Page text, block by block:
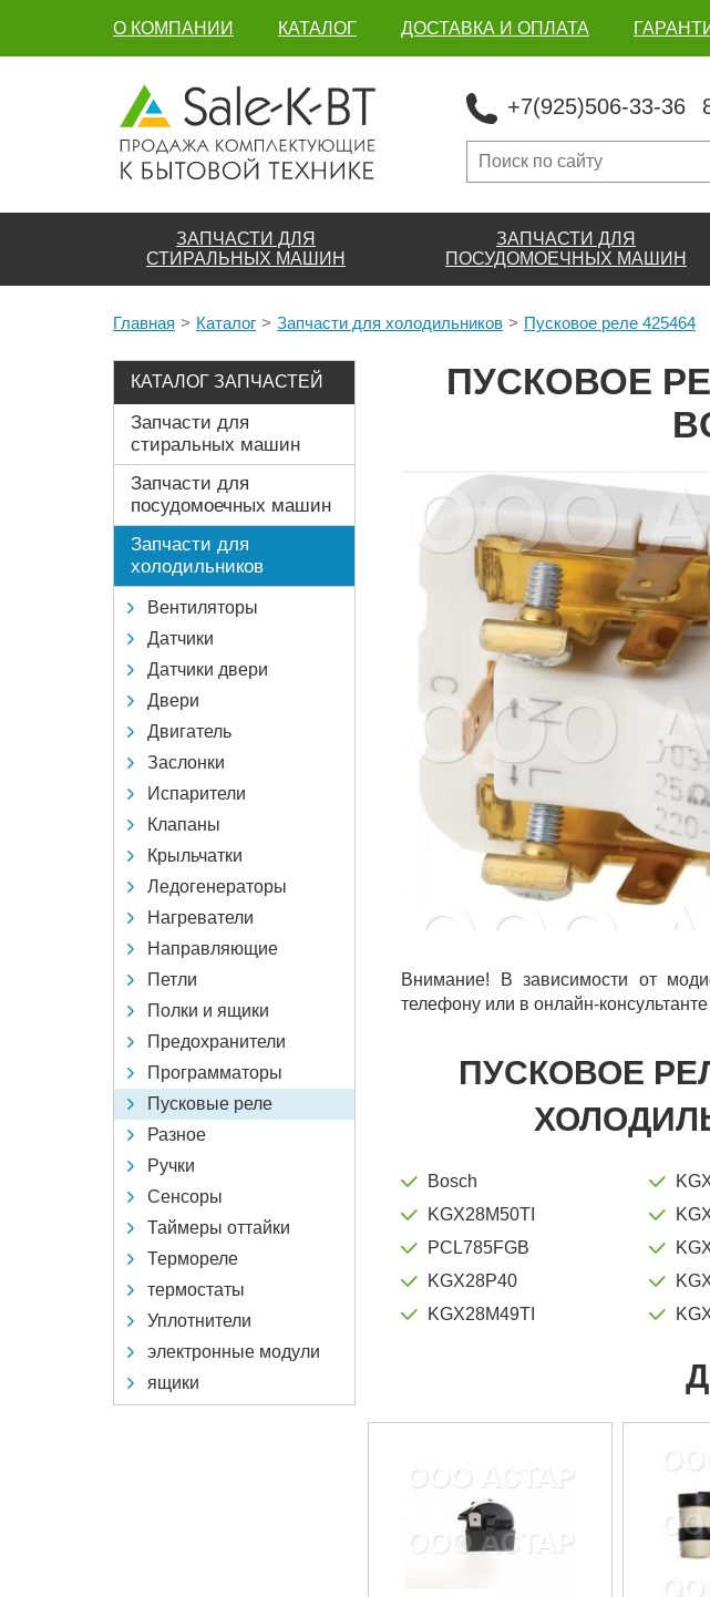
О КОМПАНИИ КАТАЛОГ ДОСТАВКА И ОПЛАТА
+7(925)506-33-36
ЗАПЧАСТИ ДЛЯ
СТИРАЛЬНЫХ МАШИН
ЗАПЧАСТИ ДЛЯ
ПОСУДОМОЕЧНЫХ МАШИН
Главная Каталог Запчасти для холодильников Пусковое реле 425464
КАТАЛОГ ЗАПЧАСТЕЙ
Запчасти для
стиральных машин
Запчасти для
посудомоечных машин
Запчасти для
холодильников
Вентиляторы
Датчики
Датчики двери
Двери
Двигатель
Заслонки
Испарители
Клапаны
Крыльчатки
Ледогенераторы
Нагреватели
Направляющие
Петли
Полки и ящики
Предохранители
Программаторы
Пусковые реле
Разное
Ручки
Сенсоры
Таймеры оттайки
Термореле
термостаты
Уплотнители
электронные модули
ящики
ПУСКОВОЕ
Внимание! В зависимости от
телефону или в онлайн-
ПУСКОВОЕ
Bosch
KGX28M50TI
PCL785FGB
KGX28P40
KGX28M49TI